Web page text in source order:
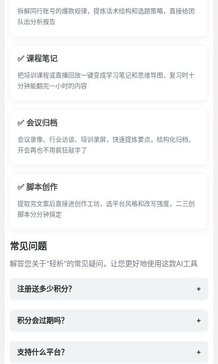
拆解同行账号的爆款规律，提炼话术结构和选题策略，直接给团
队出分析报告
✅ 课程笔记
把培训课程或直播回放一键变成学习笔记和思维导图，复习时十
分钟能翻完一小时的内容
✅ 会议归档
会议录像、行业访谈、培训录屏，快速提炼要点，结构化归档，
开会再也不用疯狂敲字了
✅ 脚本创作
提取完文案后直接进创作工坊，选平台风格和改写强度，二三创
脚本分分钟搞定
常见问题
解答您关于"轻析"的常见疑问，让您更好地使用这款AI工具
注册送多少积分？ +
积分会过期吗？ +
支持什么平台？ +